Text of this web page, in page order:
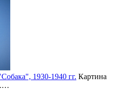
1930-1940 гг. Картина